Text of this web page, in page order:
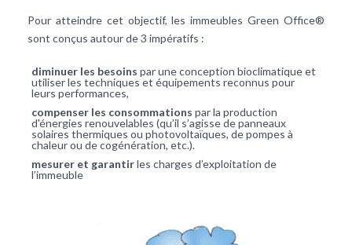
Pour atteindre cet objectif, les immeubles Green Office®
sont conçus autour de 3 impératifs :
diminuer les besoins par une conception bioclimatique et
utiliser les techniques et équipements reconnus pour
leurs performances,
compenser les consommations par la production
d'énergies renouvelables (qu’il s’agisse depanneaux
solaires thermiques ou photovoltaïques, depompes à
chaleurou de cogénération, etc.).
mesurer et garantirles charges d’exploitation de
l’immeuble